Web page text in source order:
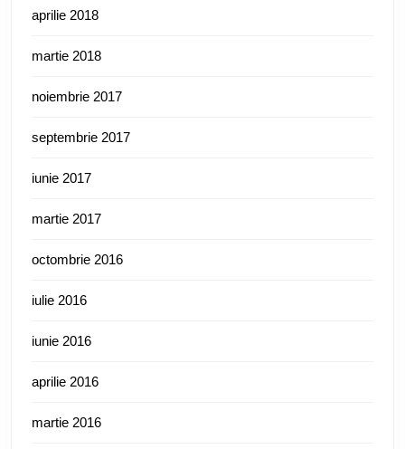
aprilie 2018
martie 2018
noiembrie 2017
septembrie 2017
iunie 2017
martie 2017
octombrie 2016
iulie 2016
iunie 2016
aprilie 2016
martie 2016